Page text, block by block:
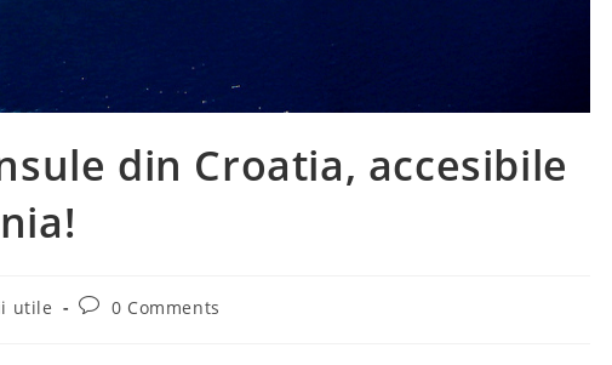
din Croatia, accesibile
utile
Post0 Comments